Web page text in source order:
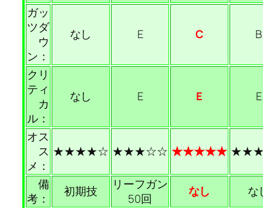
ガッ
ツダ
ウ
ン：
なし E C B
クリ
ティ
カ
ル：
なし E E E
オス
ス
メ：
★★★★☆ ★★★☆☆ ★★★★★
備
考：
初期技
リーフガン
50回
なし
な